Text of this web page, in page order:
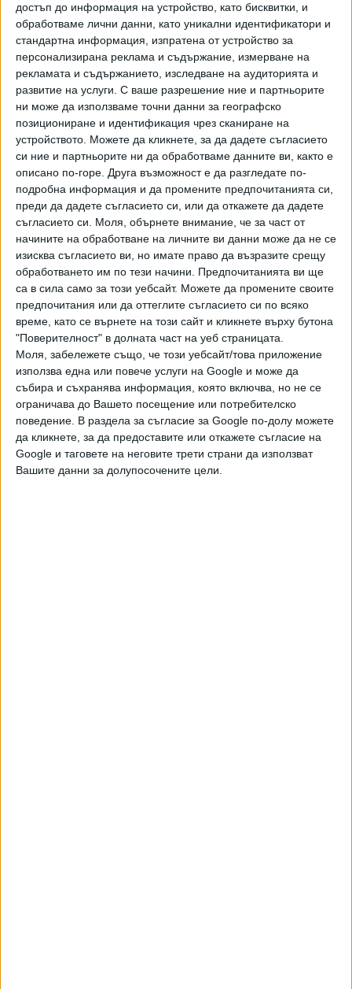
достъп до информация на устройство, като бисквитки, и
обработваме лични данни, като уникални идентификатори и
стандартна информация, изпратена от устройство за
персонализирана реклама и съдържание, измерване на
рекламата и съдържанието, изследване на аудиторията и
развитие на услуги. С ваше разрешение ние и партньорите
ни може да използваме точни данни за географско
позициониране и идентификация чрез сканиране на
устройството. Можете да кликнете, за да дадете съгласието
си ние и партньорите ни да обработваме данните ви, както е
описано по-горе. Друга възможност е да разгледате по-
подробна информация и да промените предпочитанията си,
преди да дадете съгласието си, или да откажете да дадете
съгласието си. Моля, обърнете внимание, че за част от
начините на обработване на личните ви данни може да не се
изисква съгласието ви, но имате право да възразите срещу
обработването им по тези начини. Предпочитанията ви ще
са в сила само за този уебсайт. Можете да промените своите
предпочитания или да оттеглите съгласието си по всяко
време, като се върнете на този сайт и кликнете върху бутона
"Поверителност" в долната част на уеб страницата.
Моля, забележете също, че този уебсайт/това приложение
използва една или повече услуги на Google и може да
събира и съхранява информация, която включва, но не се
ограничава до Вашето посещение или потребителско
поведение. В раздела за съгласие за Google по-долу можете
да кликнете, за да предоставите или откажете съгласие на
Google и таговете на неговите трети страни да използват
Вашите данни за долупосочените цели.
"Решенията предварително са взети. Отсъстваха
представителите на Министерството на енергетиката,
депутати, представители на Столична община,
синдикати и работодатели", обясни Манолова пред бТВ.
По думите й цените на природния газ на международните
пазари са се сринали до дъното, но в същото време
цената на парното в България е стигнала своя таван.
"За съжаление гражданите няма право да обжалват в
съда актовете на КЕВР. Единственият субект, който
може да обжалва тези решения са енергийните
дружества, но те нямат интерес от това", отбеляза
Манолова, цитирана от dir.bg
Според омбудсмана сериозни са проблемите при
бързите кредити. По думите й една от причините хората
да теглят кредити е, че не могат да си платят битовите
сметки.
"Тези фирми заобикалят закона, не спазват правилата и
измислят всевъзможни уловки", коментира Манолова.
Последвайте ни и в
Ако искате да подкрепите независимата